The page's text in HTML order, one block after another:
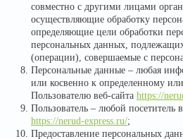
совместно с другими лицами
осуществляющие обработку
определяющие цели обработки
персональных данных,
(операции), совершаемые с
Персональные данные – любая
или косвенно к определенному
Пользователю веб-сайта https://
Пользователь – любой посетитель
https://nerud-express.ru/;
Предоставление персональных